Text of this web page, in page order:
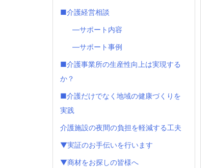
■介護経営相談
―サポート内容
―サポート事例
■介護事業所の生産性向上は実現する
か？
■介護だけでなく地域の健康づくりを
実践
介護施設の夜間の負担を軽減する工夫
▼実証のお手伝いを行います
▼商材をお探しの皆様へ